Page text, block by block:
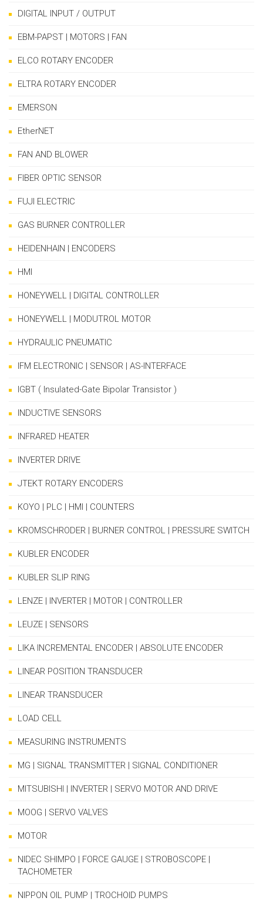
DIGITAL INPUT / OUTPUT
EBM-PAPST | MOTORS | FAN
ELCO ROTARY ENCODER
ELTRA ROTARY ENCODER
EMERSON
EtherNET
FAN AND BLOWER
FIBER OPTIC SENSOR
FUJI ELECTRIC
GAS BURNER CONTROLLER
HEIDENHAIN | ENCODERS
HMI
HONEYWELL | DIGITAL CONTROLLER
HONEYWELL | MODUTROL MOTOR
HYDRAULIC PNEUMATIC
IFM ELECTRONIC | SENSOR | AS-INTERFACE
IGBT ( Insulated-Gate Bipolar Transistor )
INDUCTIVE SENSORS
INFRARED HEATER
INVERTER DRIVE
JTEKT ROTARY ENCODERS
KOYO | PLC | HMI | COUNTERS
KROMSCHRODER | BURNER CONTROL | PRESSURE SWITCH
KUBLER ENCODER
KUBLER SLIP RING
LENZE | INVERTER | MOTOR | CONTROLLER
LEUZE | SENSORS
LIKA INCREMENTAL ENCODER | ABSOLUTE ENCODER
LINEAR POSITION TRANSDUCER
LINEAR TRANSDUCER
LOAD CELL
MEASURING INSTRUMENTS
MG | SIGNAL TRANSMITTER | SIGNAL CONDITIONER
MITSUBISHI | INVERTER | SERVO MOTOR AND DRIVE
MOOG | SERVO VALVES
MOTOR
NIDEC SHIMPO | FORCE GAUGE | STROBOSCOPE |
TACHOMETER
NIPPON OIL PUMP | TROCHOID PUMPS